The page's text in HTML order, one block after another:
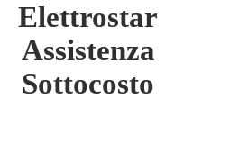
Ecommerce
Elettrostar
Assistenza
Sottocosto